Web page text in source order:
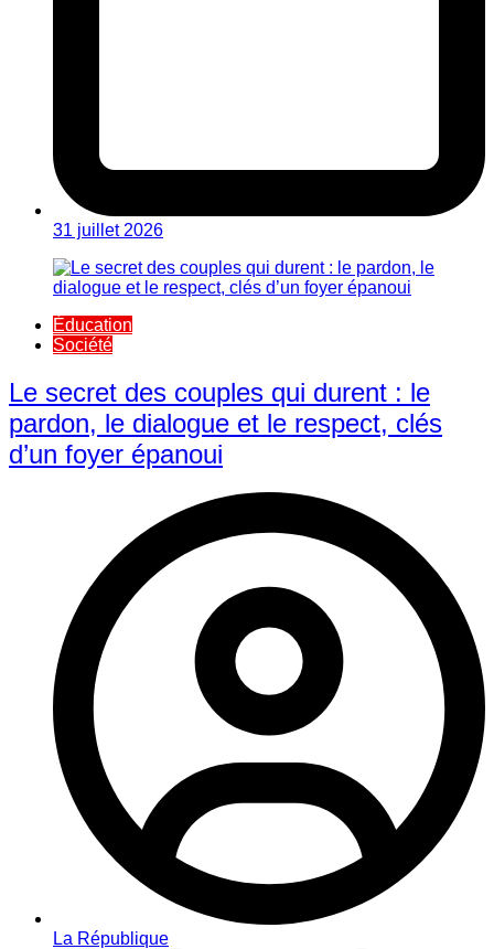
31 juillet 2026
Éducation
Société
Le secret des couples qui durent : le
pardon, le dialogue et le respect, clés
d’un foyer épanoui
La République